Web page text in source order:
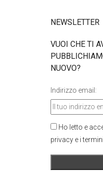
NEWSLETTER
VUOI CHE TI
NUOVO?
Indirizzo email:
Ho letto e
privacy e i